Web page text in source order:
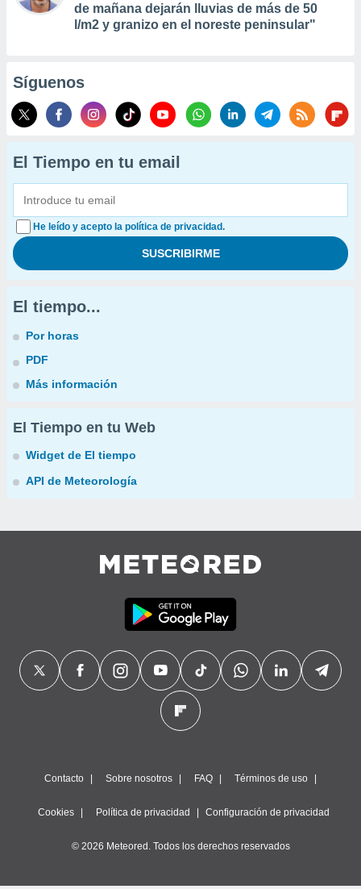
de mañana dejarán lluvias de más de 50
l/m2 y granizo en el noreste peninsular"
Síguenos
El Tiempo en tu email
He leído y acepto la política de privacidad.
El tiempo...
Por horas
PDF
Más información
El Tiempo en tu Web
Widget de El tiempo
API de Meteorología
Contacto Sobre nosotros FAQ Términos de uso
Cookies Política de privacidad Configuración de privacidad
© 2026 Meteored. Todos los derechos reservados